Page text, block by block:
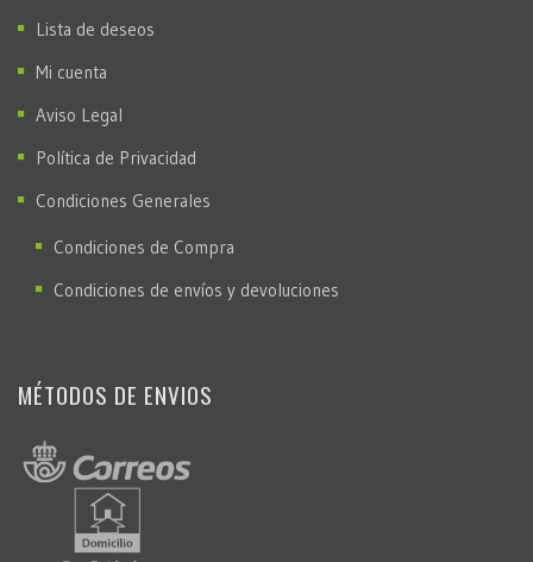
Lista de deseos
Mi cuenta
Aviso Legal
Política de Privacidad
Condiciones Generales
Condiciones de Compra
Condiciones de envíos y devoluciones
MÉTODOS DE ENVIOS